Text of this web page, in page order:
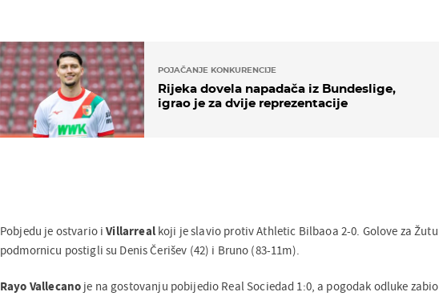
POJAČANJE KONKURENCIJE
Rijeka dovela napadača iz Bundeslige,
igrao je za dvije reprezentacije
Pobjedu je ostvario iVillarrealkoji je slavio protiv Athletic Bilbaoa 2-0. Golove za Žutu
podmornicu postigli su Denis Čerišev (42) i Bruno (83-11m).
Rayo Vallecano je na gostovanju pobijedio Real Sociedad 1:0, a pogodak odluke zabio